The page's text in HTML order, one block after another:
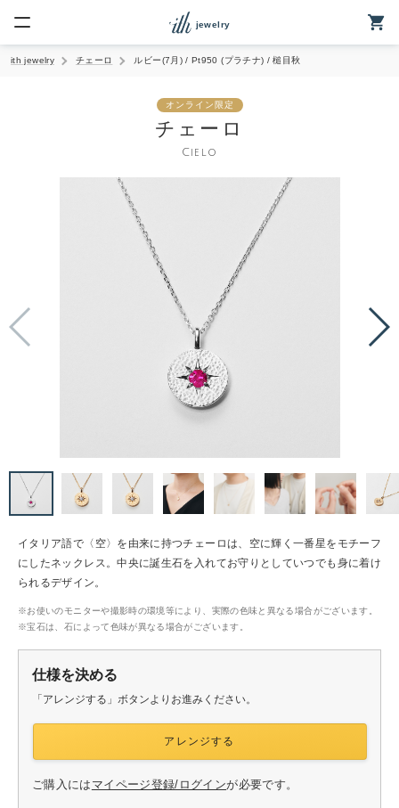
jewelry
トップ
グ
ング
ith jewelry チェーロ ルビー(7月) / Pt950 (プラチナ) / 槌目秋
オンライン限定
チェーロ
Cielo
イタリア語で〈空〉を由来に持つチェーロは、空に輝く一番星をモチーフ
にしたネックレス。中央に誕生石を入れてお守りとしていつでも身に着け
られるデザイン。
※お使いのモニターや撮影時の環境等により、実際の色味と異なる場合がございます。
※宝石は、石によって色味が異なる場合がございます。
仕様を決める
「アレンジする」ボタンよりお進みください。
アレンジする
ご購入には マイページ登録/ログインが必要です。